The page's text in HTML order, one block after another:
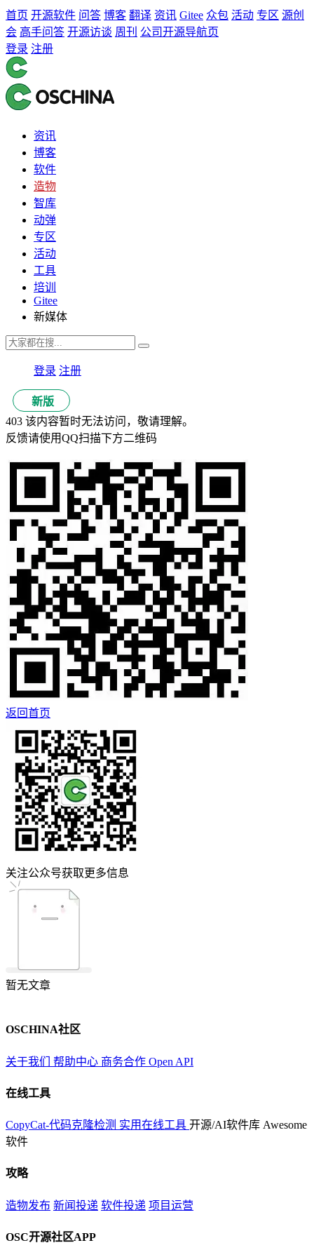
首页 开源软件 问答 博客 翻译 资讯 Gitee 众包 活动 专区 源创
会 高手问答 开源访谈 周刊 公司开源导航页
登录 注册
资讯
博客
软件
造物
智库
动弹
专区
活动
工具
培训
Gitee
新媒体
登录 注册
新版
403 该内容暂时无法访问，敬请理解。
反馈请使用QQ扫描下方二维码
返回首页
关注公众号获取更多信息
暂无文章
OSCHINA社区
关于我们 帮助中心 商务合作 Open API
在线工具
CopyCat-代码克隆检测 实用在线工具 开源/AI软件库 Awesome
软件
攻略
造物发布 新闻投递 软件投递 项目运营
OSC开源社区APP